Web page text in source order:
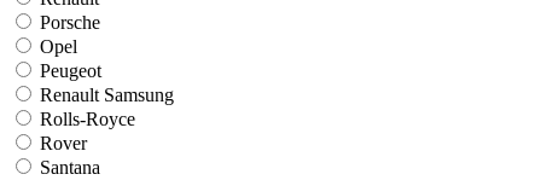
Porsche
Opel
Peugeot
Renault Samsung
Rolls-Royce
Rover
Santana